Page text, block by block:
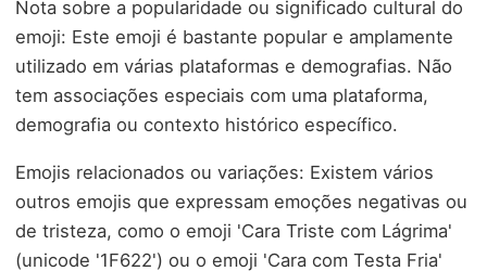
Nota sobre a popularidade ou significado cultural do
emoji: Este emoji é bastante popular e amplamente
utilizado em várias plataformas e demografias. Não
tem associações especiais com uma plataforma,
demografia ou contexto histórico específico.
Emojis relacionados ou variações: Existem vários
outros emojis que expressam emoções negativas ou
de tristeza, como o emoji 'Cara Triste com Lágrima'
(unicode '1F622') ou o emoji 'Cara com Testa Fria'